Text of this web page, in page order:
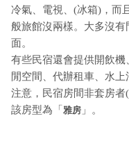
冷氣、電視、(冰箱)，而
般旅館沒兩樣。大多沒
面。
有些民宿還會提供開飲
閒空間、代辦租車、水
注意，民宿房間非套房
該房型為「 雅房 」。